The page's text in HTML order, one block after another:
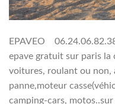
EPAVEO
epave gratuit sur paris
voitures, roulant ou non,
panne,moteur
camping-cars,